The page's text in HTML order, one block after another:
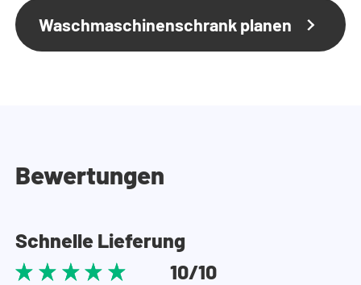
Waschmaschinenschrank planen
Bewertungen
Schnelle Lieferung
10/10